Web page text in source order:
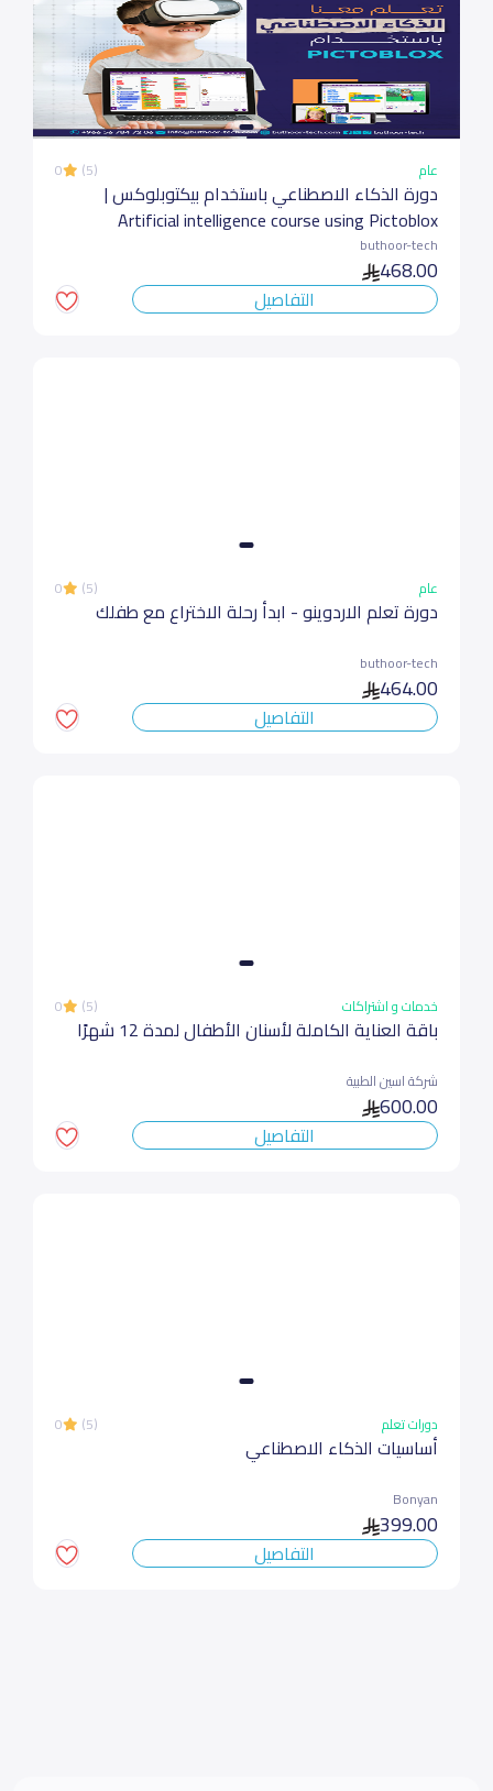
عام (5)
0
دورة الذكاء الاصطناعي باستخدام بيكتوبلوكس |
Artificial intelligence course using Pictoblox
buthoor-tech
468.00
التفاصيل
عام (5)
0
دورة تعلم الاردوينو - ابدأ رحلة الاختراع مع طفلك
buthoor-tech
464.00
التفاصيل
خدمات و اشتراكات (5)
0
باقة العناية الكاملة لأسنان الأطفال لمدة 12 شهرًا
شركة اسين الطبية
600.00
التفاصيل
دورات تعلم (5)
0
أساسیات الذكاء الاصطناعي
Bonyan
399.00
التفاصيل